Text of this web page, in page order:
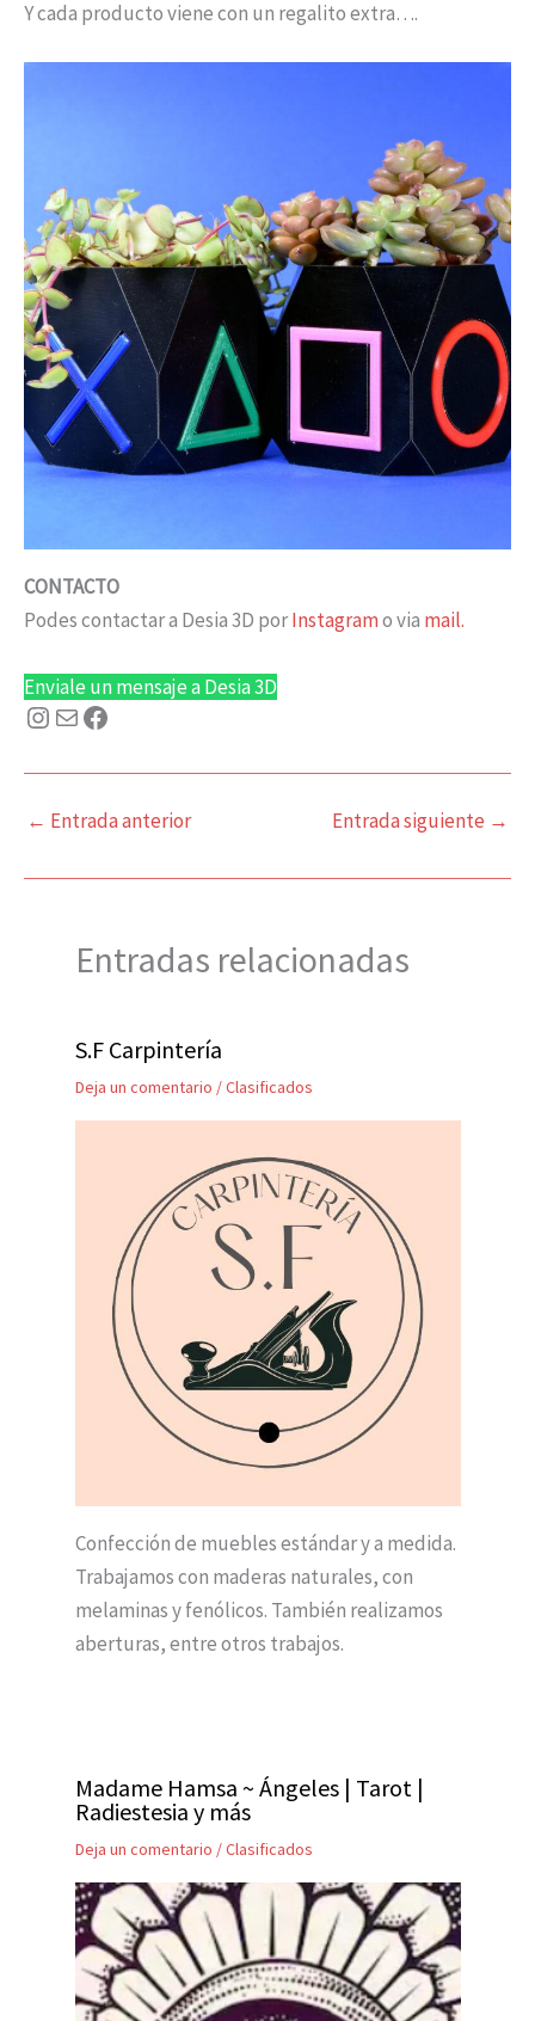
Y cada producto viene con un regalito extra….
CONTACTO
Podes contactar a Desia 3D porInstagramo via mail.
Enviale un mensaje a Desia 3D
← Entrada anterior Entrada siguiente →
Entradas relacionadas
S.F Carpintería
Deja un comentario /Clasificados
Confección de muebles estándar y a medida.
Trabajamos con maderas naturales, con
melaminas y fenólicos. También realizamos
aberturas, entre otros trabajos.
Madame Hamsa ~ Ángeles | Tarot |
Radiestesia y más
Deja un comentario /Clasificados